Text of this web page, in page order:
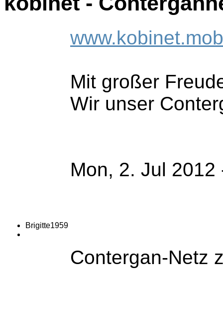
Brigitte1959
Mit großer
Wir unser
Mon, 2. Jul 2012
Contergan-Netz